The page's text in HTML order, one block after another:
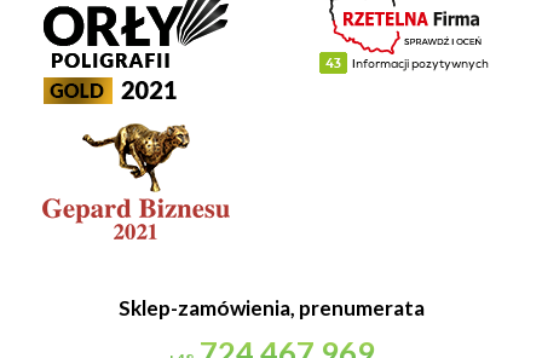
Sklep-zamówienia, prenumerata